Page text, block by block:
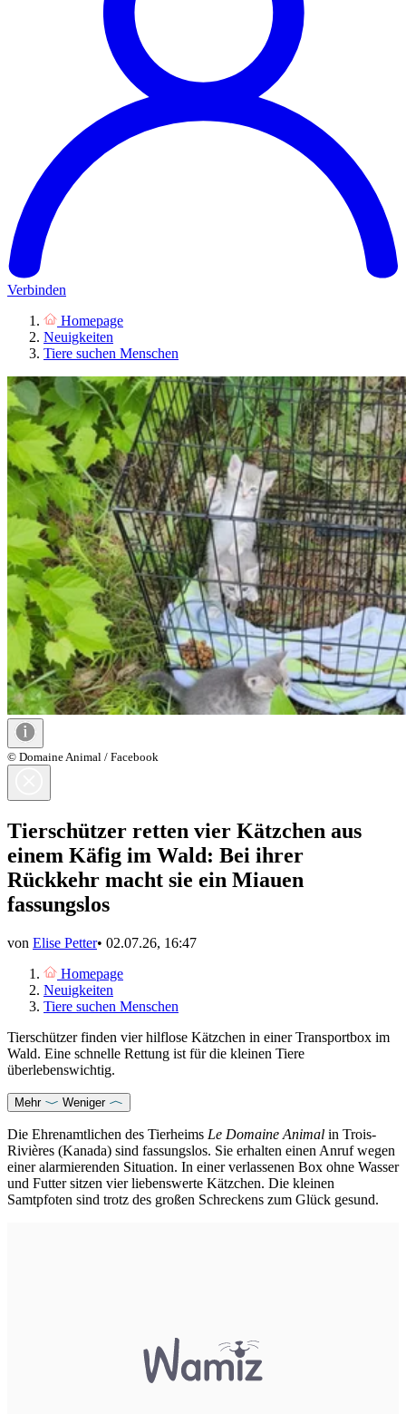
Verbinden
Homepage
Neuigkeiten
Tiere suchen Menschen
© Domaine Animal / Facebook
Tierschützer retten vier Kätzchen aus
einem Käfig im Wald: Bei ihrer
Rückkehr macht sie ein Miauen
fassungslos
von Elise Petter• 02.07.26, 16:47
Homepage
Neuigkeiten
Tiere suchen Menschen
Tierschützer finden vier hilflose Kätzchen in einer Transportbox im
Wald. Eine schnelle Rettung ist für die kleinen Tiere
überlebenswichtig.
Mehr Weniger
Die Ehrenamtlichen des Tierheims Le Domaine Animal in Trois-
Rivières (Kanada) sind fassungslos. Sie erhalten einen Anruf wegen
einer alarmierenden Situation. In einer verlassenen Box ohne Wasser
und Futter sitzen vier liebenswerte Kätzchen. Die kleinen
Samtpfoten sind trotz des großen Schreckens zum Glück gesund.